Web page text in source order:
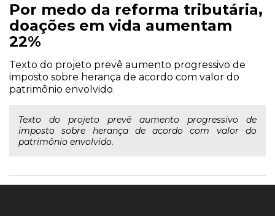
Por medo da reforma tributária,
doações em vida aumentam
22%
Texto do projeto prevê aumento progressivo de
imposto sobre herança de acordo com valor do
patrimônio envolvido.
Texto do projeto prevê aumento progressivo de
imposto sobre herança de acordo com valor do
patrimônio envolvido.